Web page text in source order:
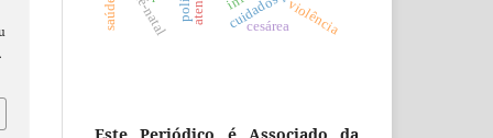
pré-natal violência
cesárea
Este Periódico é Associado da